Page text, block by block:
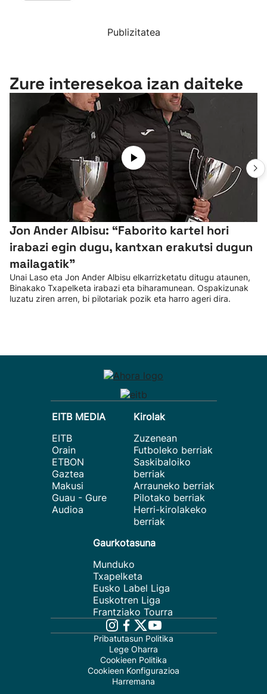
Publizitatea
Zure interesekoa izan daiteke
Jon Ander Albisu: “Faborito kartel hori
irabazi egin dugu, kantxan erakutsi dugun
mailagatik”
Unai Laso eta Jon Ander Albisu elkarrizketatu ditugu ataunen,
Binakako Txapelketa irabazi eta biharamunean. Ospakizunak
luzatu ziren arren, bi pilotariak pozik eta harro ageri dira.
EITB MEDIA
EITB
Orain
ETBON
Gaztea
Makusi
Guau - Gure
Audioa
Kirolak
Zuzenean
Futboleko berriak
Saskibaloiko
berriak
Arrauneko berriak
Pilotako berriak
Herri-kirolakeko
berriak
Gaurkotasuna
Munduko
Txapelketa
Eusko Label Liga
Euskotren Liga
Frantziako Tourra
Pribatutasun Politika
Lege Oharra
Cookieen Politika
Cookieen Konfigurazioa
Harremana